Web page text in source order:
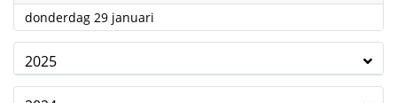
donderdag 29 januari
2025